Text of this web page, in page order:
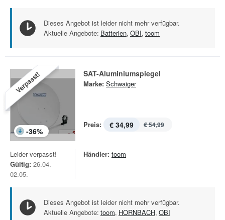
Dieses Angebot ist leider nicht mehr verfügbar.
Aktuelle Angebote: Batterien, OBI, toom
Verpasst!
-36%
SAT-Aluminiumspiegel
Marke: Schwaiger
Preis: € 34,99 € 54,99
Leider verpasst!
Gültig: 26.04. -
02.05.
Händler: toom
Dieses Angebot ist leider nicht mehr verfügbar.
Aktuelle Angebote: toom, HORNBACH, OBI